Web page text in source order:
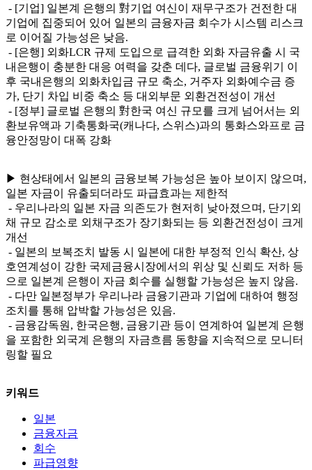
- [기업] 일본계 은행의 對기업 여신이 재무구조가 건전한 대
기업에 집중되어 있어 일본의 금융자금 회수가 시스템 리스크
로 이어질 가능성은 낮음.
- [은행] 외화LCR 규제 도입으로 급격한 외화 자금유출 시 국
내은행이 충분한 대응 여력을 갖춘 데다, 글로벌 금융위기 이
후 국내은행의 외화차입금 규모 축소, 거주자 외화예수금 증
가, 단기 차입 비중 축소 등 대외부문 외환건전성이 개선
- [정부] 글로벌 은행의 對한국 여신 규모를 크게 넘어서는 외
환보유액과 기축통화국(캐나다, 스위스)과의 통화스와프로 금
융안정망이 대폭 강화
▶ 현상태에서 일본의 금융보복 가능성은 높아 보이지 않으며,
일본 자금이 유출되더라도 파급효과는 제한적
- 우리나라의 일본 자금 의존도가 현저히 낮아졌으며, 단기외
채 규모 감소로 외채구조가 장기화되는 등 외환건전성이 크게
개선
- 일본의 보복조치 발동 시 일본에 대한 부정적 인식 확산, 상
호연계성이 강한 국제금융시장에서의 위상 및 신뢰도 저하 등
으로 일본계 은행이 자금 회수를 실행할 가능성은 높지 않음.
- 다만 일본정부가 우리나라 금융기관과 기업에 대하여 행정
조치를 통해 압박할 가능성은 있음.
- 금융감독원, 한국은행, 금융기관 등이 연계하여 일본계 은행
을 포함한 외국계 은행의 자금흐름 동향을 지속적으로 모니터
링할 필요
키워드
일본
금융자금
회수
파급영향